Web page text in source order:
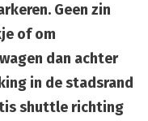
Geen zin
of om
dan achter
in de stadsrand
shuttle richting